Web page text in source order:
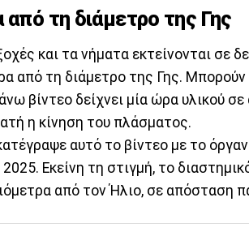
τη διάμετρο της Γης
και τα νήματα εκτείνονται σε
από τη διάμετρο της Γης. Μπορούν
βίντεο δείχνει μία ώρα υλικού
η κίνηση του πλάσματος.
αυτό το βίντεο με το
Εκείνη τη στιγμή, το
από τον Ήλιο, σε απόσταση